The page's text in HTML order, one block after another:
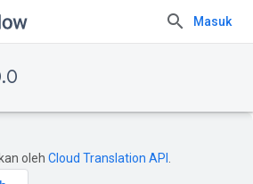
Masuk
oleh Cloud Translation API